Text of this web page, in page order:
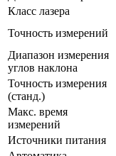
Класс лазера
Точность измерений
Диапазон измерения
углов наклона
Точность измерения
(станд.)
Макс. время
измерений
Источники питания